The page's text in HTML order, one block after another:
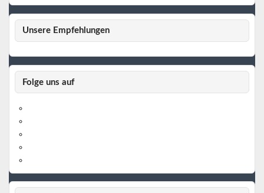
Unsere Empfehlungen
Folge uns auf